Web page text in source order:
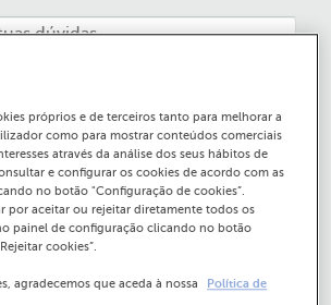
depósitos a
a prazo e
próprios e de terceiros tanto para melhorar a
como para mostrar conteúdos comerciais
através da análise dos seus hábitos de
e configurar os cookies de acordo com as
no botão "Configuração de cookies”.
por aceitar ou rejeitar diretamente todos os
painel de configuração clicando no botão
cookies”.
agradecemos que aceda à nossa Política de